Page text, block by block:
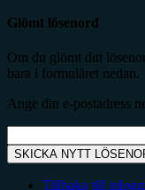
Glömt lösenord
Om du glömt ditt
bara i formuläret nedan.
Ange din e-postadress
SKICKA NYTT
Tillbaka till